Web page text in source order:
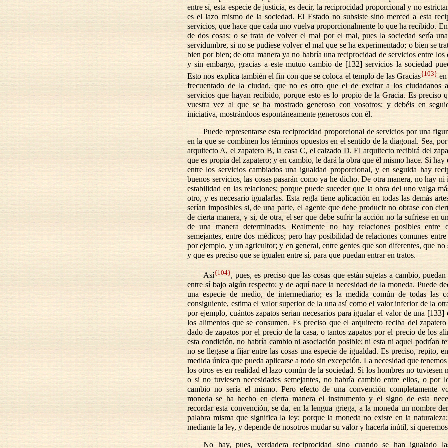
entre sí, esta especie de justicia, es decir, la reciprocidad proporcional y no
es el lazo mismo de la sociedad. El Estado no subsiste sino merced a esta
servicios, que hace que cada uno vuelva proporcionalmente lo que ha recibido.
de dos cosas: o se trata de volver el mal por el mal, pues la sociedad sería
servidumbre, si no se pudiese volver el mal que se ha experimentado; o bien se
bien por bien; de otra manera ya no habría una reciprocidad de servicios entre los
y sin embargo, gracias a este mutuo cambio de [132] servicios la sociedad
Esto nos explica también el fin con que se coloca el templo de las Gracias{103}en
frecuentado de la ciudad, que no es otro que el de excitar a los ciudadanos
servicios que hayan recibido, porque esto es lo propio de la Gracia. Es preciso
vuestra vez al que se ha mostrado generoso con vosotros; y debéis en
iniciativa, mostrándoos espontáneamente generosos con él.
Puede representarse esta reciprocidad proporcional de servicios por una
en la que se combinen los términos opuestos en el sentido de la diagonal. Sea,
arquitecto A, el zapatero B, la casa C, el calzado D. El arquitecto recibirá del
que es propia del zapatero; y en cambio, le dará la obra que él mismo hace. Si hay
entre los servicios cambiados una igualdad proporcional, y en seguida hay
buenos servicios, las cosas pasarán como ya he dicho. De otra manera, no hay
estabilidad en las relaciones; porque puede suceder que la obra del uno valga
otro, y es necesario igualarlas. Esta regla tiene aplicación en todas las demás
serían imposibles si, de una parte, el agente que debe producir no obrase con
de cierta manera, y si, de otra, el ser que debe sufrir la acción no la sufriese en
de una manera determinadas. Realmente no hay relaciones posibles entre
semejantes, entre dos médicos; pero hay posibilidad de relaciones comunes
por ejemplo, y un agricultor; y en general, entre gentes que son diferentes, que no
y que es preciso que se igualen entre sí, para que puedan entrar en tratos.
Así{104}, pues, es preciso que las cosas que están sujetas a cambio, puedan
entre sí bajo algún respecto; y de aquí nace la necesidad de la moneda. Puede
una especie de medio, de intermediario; es la medida común de todas las
consiguiente, estima el valor superior de la una así como el valor inferior de la
por ejemplo, cuántos zapatos serian necesarios para igualar el valor de una [133]
los alimentos que se consumen. Es preciso que el arquitecto reciba del
dado de zapatos por el precio de la casa, o tantos zapatos por el precio de los
esta condición, no habría cambio ni asociación posible; ni esta ni aquel podrían
no se llegase a fijar entre las cosas una especie de igualdad. Es preciso, repito,
medida única que pueda aplicarse a todo sin excepción. La necesidad que
los otros es en realidad el lazo común de la sociedad. Si los hombres no tuviesen
o si no tuviesen necesidades semejantes, no habría cambio entre ellos, o por
cambio no sería el mismo. Pero efecto de una convención completamente
moneda se ha hecho en cierta manera el instrumento y el signo de esta
recordar esta convención, se da, en la lengua griega, a la moneda un nombre
palabra misma que significa la ley; porque la moneda no existe en la
mediante la ley, y depende de nosotros mudar su valor y hacerla inútil, si
No hay, pues, verdadera reciprocidad sino cuando se han igualado